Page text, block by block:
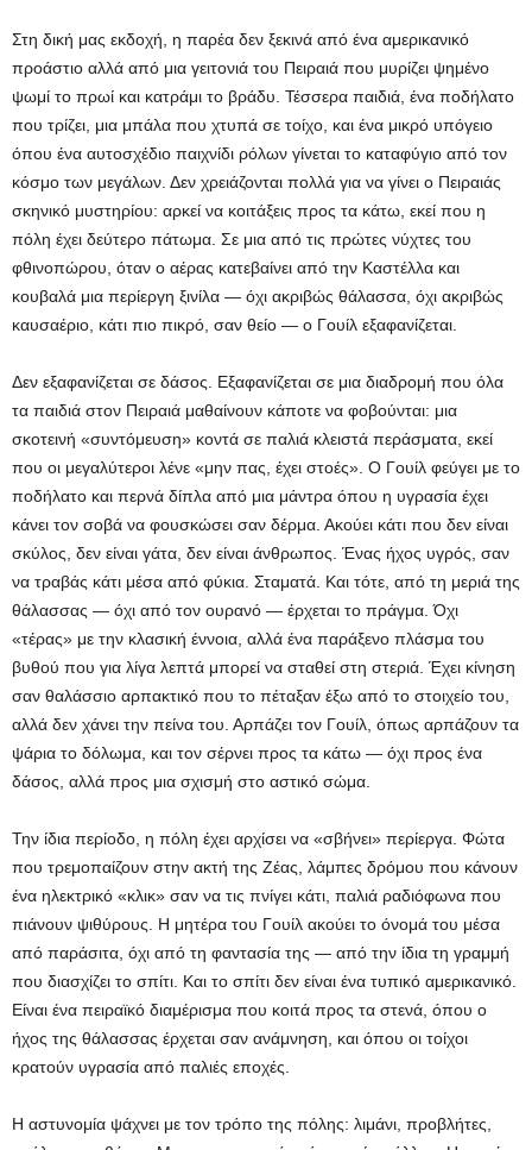
Στη δική μας εκδοχή, η παρέα δεν ξεκινά από ένα αμερικανικό
προάστιο αλλά από μια γειτονιά του Πειραιά που μυρίζει ψημένο
ψωμί το πρωί και κατράμι το βράδυ. Τέσσερα παιδιά, ένα ποδήλατο
που τρίζει, μια μπάλα που χτυπά σε τοίχο, και ένα μικρό υπόγειο
όπου ένα αυτοσχέδιο παιχνίδι ρόλων γίνεται το καταφύγιο από τον
κόσμο των μεγάλων. Δεν χρειάζονται πολλά για να γίνει ο Πειραιάς
σκηνικό μυστηρίου: αρκεί να κοιτάξεις προς τα κάτω, εκεί που η
πόλη έχει δεύτερο πάτωμα. Σε μια από τις πρώτες νύχτες του
φθινοπώρου, όταν ο αέρας κατεβαίνει από την Καστέλλα και
κουβαλά μια περίεργη ξινίλα — όχι ακριβώς θάλασσα, όχι ακριβώς
καυσαέριο, κάτι πιο πικρό, σαν θείο — ο Γουίλ εξαφανίζεται.
Δεν εξαφανίζεται σε δάσος. Εξαφανίζεται σε μια διαδρομή που όλα
τα παιδιά στον Πειραιά μαθαίνουν κάποτε να φοβούνται: μια
σκοτεινή «συντόμευση» κοντά σε παλιά κλειστά περάσματα, εκεί
που οι μεγαλύτεροι λένε «μην πας, έχει στοές». Ο Γουίλ φεύγει με το
ποδήλατο και περνά δίπλα από μια μάντρα όπου η υγρασία έχει
κάνει τον σοβά να φουσκώσει σαν δέρμα. Ακούει κάτι που δεν είναι
σκύλος, δεν είναι γάτα, δεν είναι άνθρωπος. Ένας ήχος υγρός, σαν
να τραβάς κάτι μέσα από φύκια. Σταματά. Και τότε, από τη μεριά της
θάλασσας — όχι από τον ουρανό — έρχεται το πράγμα. Όχι
«τέρας» με την κλασική έννοια, αλλά ένα παράξενο πλάσμα του
βυθού που για λίγα λεπτά μπορεί να σταθεί στη στεριά. Έχει κίνηση
σαν θαλάσσιο αρπακτικό που το πέταξαν έξω από το στοιχείο του,
αλλά δεν χάνει την πείνα του. Αρπάζει τον Γουίλ, όπως αρπάζουν τα
ψάρια το δόλωμα, και τον σέρνει προς τα κάτω — όχι προς ένα
δάσος, αλλά προς μια σχισμή στο αστικό σώμα.
Την ίδια περίοδο, η πόλη έχει αρχίσει να «σβήνει» περίεργα. Φώτα
που τρεμοπαίζουν στην ακτή της Ζέας, λάμπες δρόμου που κάνουν
ένα ηλεκτρικό «κλικ» σαν να τις πνίγει κάτι, παλιά ραδιόφωνα που
πιάνουν ψιθύρους. Η μητέρα του Γουίλ ακούει το όνομά του μέσα
από παράσιτα, όχι από τη φαντασία της — από την ίδια τη γραμμή
που διασχίζει το σπίτι. Και το σπίτι δεν είναι ένα τυπικό αμερικανικό.
Είναι ένα πειραϊκό διαμέρισμα που κοιτά προς τα στενά, όπου ο
ήχος της θάλασσας έρχεται σαν ανάμνηση, και όπου οι τοίχοι
κρατούν υγρασία από παλιές εποχές.
Η αστυνομία ψάχνει με τον τρόπο της πόλης: λιμάνι, προβλήτες,